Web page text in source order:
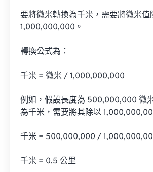
要將微米轉換為千米，需要將微米值
1,000,000,000。
轉換公式為：
千米 = 微米 / 1,000,000,000
例如，假設長度為 500,000,000 微
為千米，需要將其除以
千米 = 500,000,000 /
千米 = 0.5 公里